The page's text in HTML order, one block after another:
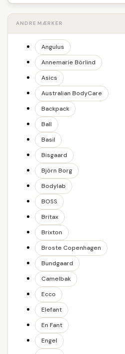
ANDRE MÆRKER
Angulus
Annemarie Börlind
Asics
Australian BodyCare
Backpack
Ball
Basil
Bisgaard
Björn Borg
Bodylab
BOSS
Britax
Brixton
Broste Copenhagen
Bundgaard
Camelbak
Ecco
Elefant
En Fant
Engel